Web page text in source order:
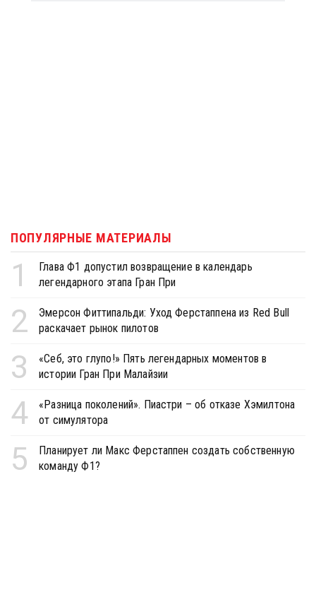
ПОПУЛЯРНЫЕ МАТЕРИАЛЫ
1
Глава Ф1 допустил возвращение в календарь
легендарного этапа Гран При
2
Эмерсон Фиттипальди: Уход Ферстаппена из Red Bull
раскачает рынок пилотов
3
«Себ, это глупо!» Пять легендарных моментов в
истории Гран При Малайзии
4
«Разница поколений». Пиастри – об отказе Хэмилтона
от симулятора
5
Планирует ли Макс Ферстаппен создать собственную
команду Ф1?